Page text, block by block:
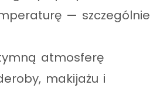
— szczególnie
atmosferę
makijażu i